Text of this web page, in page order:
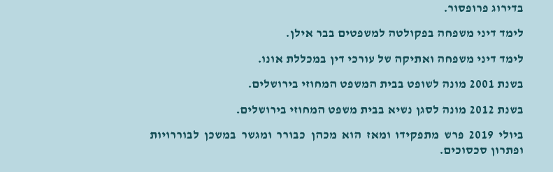
בדירוג פרופסור.
לימד דיני משפחה בפקולטה למשפטים בבר אילן.
לימד דיני משפחה ואתיקה של עורכי דין במכללת אונו.
בשנת 2001 מונה לשופט בבית המשפט המחוזי בירושלים.
בשנת 2012 מונה לסגן נשיא בבית משפט המחוזי בירושלים.
ביולי 2019 פרש מתפקידו ומאז הוא מכהן כבורר ומגשר במשכן לבוררויות
ופתרון סכסוכים.